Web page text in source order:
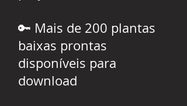
🔑 Mais de 200 plantas
baixas prontas
disponíveis para
download